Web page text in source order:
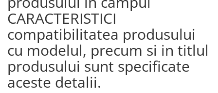
CARACTERISTICI
compatibilitatea produsului
cu modelul, precum si in titlul
produsului sunt specificate
aceste detalii.